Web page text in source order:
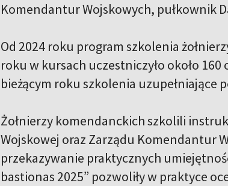
Komendantur Wojskowych, pułkownik
Od 2024 roku program szkolenia
roku w kursach uczestniczyło około
bieżącym roku szkolenia uzupełniające
Żołnierzy komendanckich szkolili
Wojskowej oraz Zarządu Komendantur
przekazywanie praktycznych
bastionas 2025” pozwoliły w praktyce